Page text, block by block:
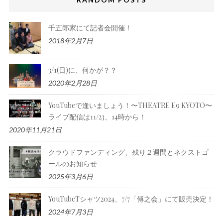
千五郎家にて記者会開催！
2018年2月7日
3/1(日)に、何かが？？
2020年2月28日
YouTubeで逢いましょう！〜THEATRE E9 KYOTO〜
ライブ配信は11/23、14時から！
2020年11月21日
クラウドファンディング、残り２週間とネクストゴ
ールのお知らせ
2025年3月6日
YouTubeTシャツ2024、7/7「傅之会」にて販売決定！
2024年7月3日